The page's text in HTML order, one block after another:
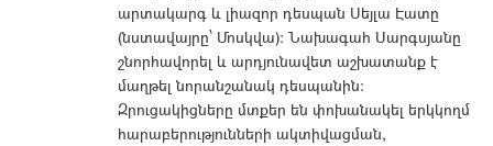
արտակարգ և լիազոր դեսպան Սեյլա Էատը
(նստավայրը՝ Մոսկվա): Նախագահ Սարգսյանը
շնորհավորել և արդյունավետ աշխատանք է
մաղթել նորանշանակ դեսպանին:
Զրուցակիցները մտքեր են փոխանակել երկկողմ
հարաբերությունների ակտիվացման,